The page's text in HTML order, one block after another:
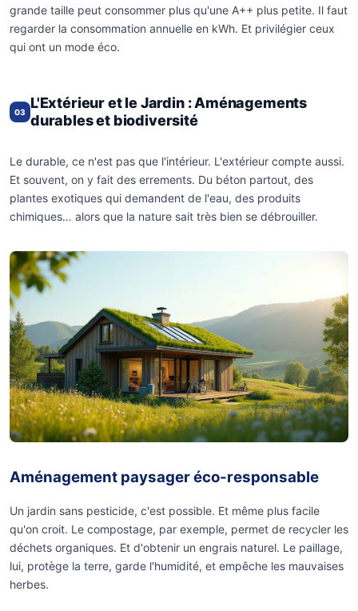
grande taille peut consommer plus qu'une A++ plus petite. Il faut
regarder la consommation annuelle en kWh. Et privilégier ceux
qui ont un mode éco.
03
L'Extérieur et le Jardin : Aménagements
durables et biodiversité
Le durable, ce n'est pas que l'intérieur. L'extérieur compte aussi.
Et souvent, on y fait des errements. Du béton partout, des
plantes exotiques qui demandent de l'eau, des produits
chimiques… alors que la nature sait très bien se débrouiller.
Aménagement paysager éco-responsable
Un jardin sans pesticide, c'est possible. Et même plus facile
qu'on croit. Le compostage, par exemple, permet de recycler les
déchets organiques. Et d'obtenir un engrais naturel. Le paillage,
lui, protège la terre, garde l'humidité, et empêche les mauvaises
herbes.